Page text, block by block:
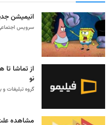
انیمیشن
سرویس
از تماشا تا
نو
گروه تبلیغات و